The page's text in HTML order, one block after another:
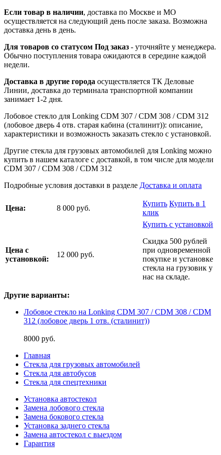
Если товар в наличии, доставка по Москве и МО
осуществляется на следующий день после заказа. Возможна
доставка день в день.
Для товаров со статусом Под заказ - уточняйте у менеджера.
Обычно поступления товара ожидаются в середине каждой
недели.
Доставка в другие города осуществляется ТК Деловые
Линии, доставка до терминала транспортной компании
занимает 1-2 дня.
Лобовое стекло для Lonking CDM 307 / CDM 308 / CDM 312
(лобовое дверь 4 отв. старая кабина (сталинит)): описание,
характеристики и возможность заказать стекло с установкой.
Другие стекла для грузовых автомобилей для Lonking можно
купить в нашем каталоге с доставкой, в том числе для модели
CDM 307 / CDM 308 / CDM 312
Подробные условия доставки в разделе Доставка и оплата
Цена: 8 000 руб.
Купить Купить в 1
клик
Цена с
установкой:
12 000 руб.
Купить с установкой
Скидка 500 рублей
при одновременной
покупке и установке
стекла на грузовик у
нас на складе.
Другие варианты:
Лобовое стекло на Lonking CDM 307 / CDM 308 / CDM
312 (лобовое дверь 1 отв. (сталинит))
8000 руб.
Главная
Стекла для грузовых автомобилей
Стекла для автобусов
Стекла для спецтехники
Установка автостекол
Замена лобового стекла
Замена бокового стекла
Установка заднего стекла
Замена автостекол с выездом
Гарантия